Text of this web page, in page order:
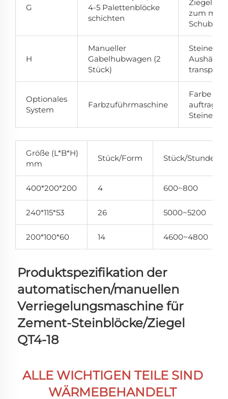
G
4-5 Palettenblöcke
schichten
zum
H
Manueller
Gabelhubwagen (2
Stück)
Steine
Optionales
System
Farbzuführmaschine
Farbe auf
Steine
Größe (L*B*H)
mm
Stück/Form Stück/Stunde
400*200*200 4 600~800
240*115*53 26 5000~5200
200*100*60 14 4600~4800
Produktspezifikation der
automatischen/manuellen
Verriegelungsmaschine für
Zement-Steinblöcke/Ziegel
QT4-18
ALLE WICHTIGEN TEILE SIND
WÄRMEBEHANDELT